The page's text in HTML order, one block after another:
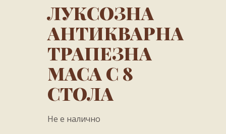
ЛУКСОЗНА
АНТИКВАРНА
ТРАПЕЗНА
МАСА С 8
СТОЛА
Не е налично